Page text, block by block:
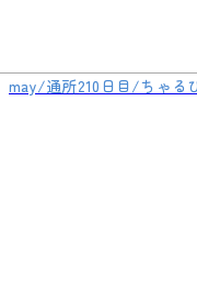
may/通所210日目/ちゃる